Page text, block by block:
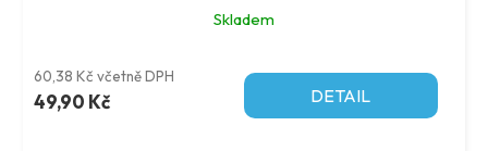
Skladem
60,38 Kč včetně DPH
49,90 Kč DETAIL